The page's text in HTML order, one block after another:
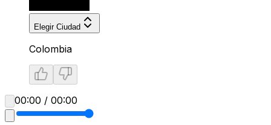
Elegir Ciudad
Colombia
00:00 / 00:00